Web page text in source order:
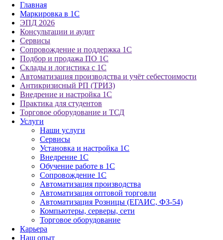
Главная
Маркировка в 1С
ЭПД 2026
Консультации и аудит
Сервисы
Сопровождение и поддержка 1С
Подбор и продажа ПО 1С
Склады и логистика с 1С
Автоматизация производства и учёт себестоимости
Антикризисный РП (ТРИЗ)
Внедрение и настройка 1С
Практика для студентов
Торговое оборудование и ТСД
Услуги
Наши услуги
Сервисы
Установка и настройка 1С
Внедрение 1С
Обучение работе в 1С
Сопровождение 1С
Автоматизация производства
Автоматизация оптовой торговли
Автоматизация Розницы (ЕГАИС, ФЗ-54)
Компьютеры, серверы, сети
Торговое оборудование
Карьера
Наш опыт